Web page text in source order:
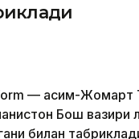
— Қасим-Жомарт
Бош вазири
билан